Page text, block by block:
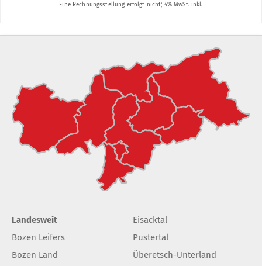
Landesweit
Bozen Leifers
Bozen Land
Eisacktal
Pustertal
Überetsch-Unterland